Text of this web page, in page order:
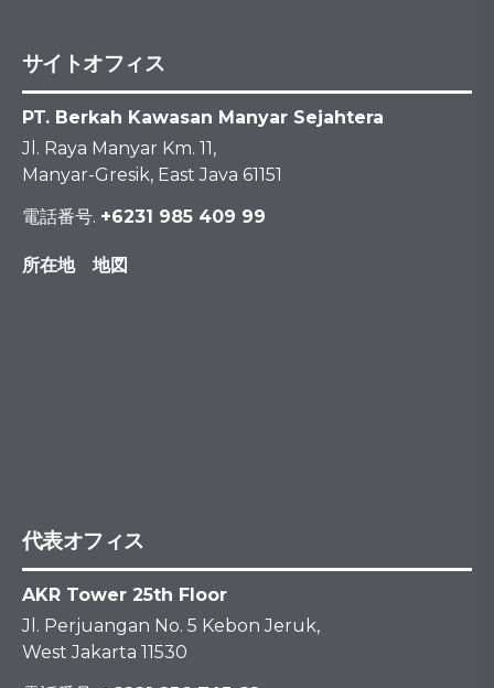
サイトオフィス
PT. Berkah Kawasan Manyar Sejahtera
Jl. Raya Manyar Km. 11,
Manyar-Gresik, East Java 61151
電話番号. +6231 985 409 99
所在地 地図
代表オフィス
AKR Tower 25th Floor
Jl. Perjuangan No. 5 Kebon Jeruk,
West Jakarta 11530